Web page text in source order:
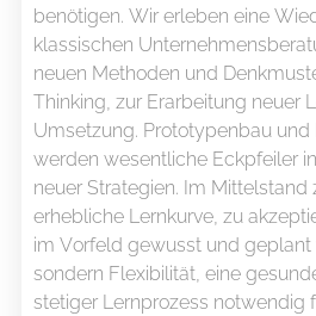
benötigen. Wir erleben eine
klassischen
neuen Methoden und
Thinking, zur Erarbeitung neuer
Umsetzung. Prototypenbau und
werden wesentliche Eckpfeiler
neuer Strategien. Im Mittelstand
erhebliche Lernkurve, zu
im Vorfeld gewusst und geplant
sondern Flexibilität, eine
stetiger Lernprozess notwendig